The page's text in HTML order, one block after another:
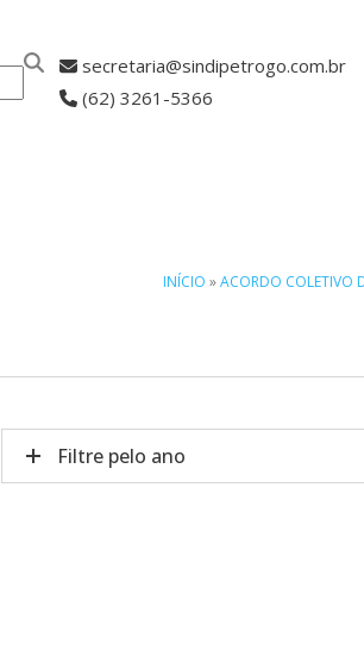
secretaria@sindipetrogo.com.br
(62) 3261-5366
INÍCIO »ACORDO COLETIVO
Filtre pelo ano